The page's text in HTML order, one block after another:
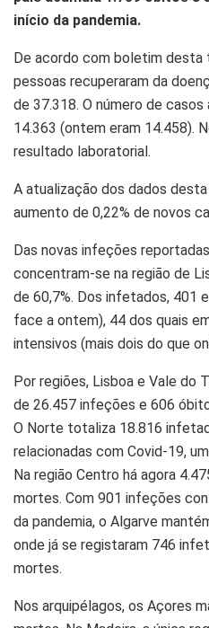
início da pandemia.
De acordo com boletim desta
pessoas recuperaram da
de 37.318. O número de
14.363 (ontem eram 14.458).
resultado laboratorial.
A atualização dos dados
aumento de 0,22% de novos
Das novas infeções
concentram-se na região de
de 60,7%. Dos infetados, 401
face a ontem), 44 dos quais
intensivos (mais dois do que
Por regiões, Lisboa e Vale do
de 26.457 infeções e 606
O Norte totaliza 18.816
relacionadas com Covid-19,
Na região Centro há agora
mortes. Com 901 infeções
da pandemia, o Algarve
onde já se registaram 746
mortes.
Nos arquipélagos, os Açores